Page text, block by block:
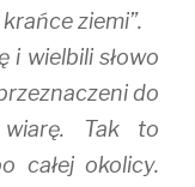
ziemi”.
i wielbili słowo
do
wiarę. Tak to
całej okolicy.